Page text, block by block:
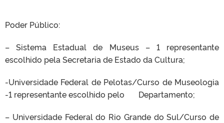
Poder Público:
– Sistema Estadual de Museus – 1 representante
escolhido pela Secretaria de Estado da Cultura;
-Universidade Federal de Pelotas/Curso de Museologia
-1 representante escolhido pelo Departamento;
– Universidade Federal do Rio Grande do Sul/Curso de